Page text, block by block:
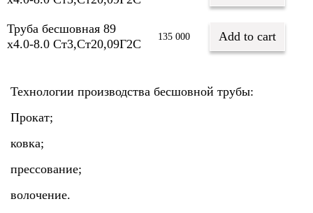
Труба бесшовная 89
х4.0-8.0 Ст3,Ст20,09Г2С
135 000 Add to cart
Технологии производства бесшовной трубы:
Прокат;
ковка;
прессование;
волочение.